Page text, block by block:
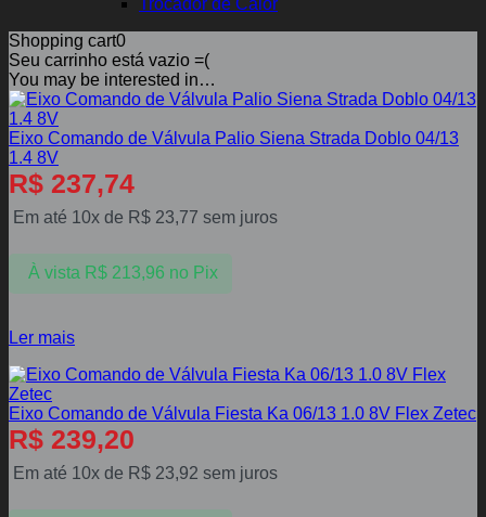
Shopping cart0
Seu carrinho está vazio =(
You may be interested in…
Eixo Comando de Válvula Palio Siena Strada Doblo 04/13
1.4 8V
R$ 237,74
Em até 10x de R$ 23,77 sem juros
À vista R$213,96 no Pix
Ler mais
Eixo Comando de Válvula Fiesta Ka 06/13 1.0 8V Flex Zetec
R$ 239,20
Em até 10x de R$ 23,92 sem juros